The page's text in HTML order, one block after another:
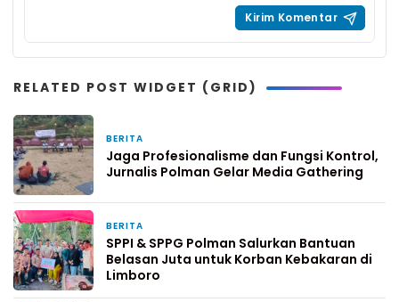
RELATED POST WIDGET (GRID)
BERITA
Jaga Profesionalisme dan Fungsi Kontrol,
Jurnalis Polman Gelar Media Gathering
BERITA
SPPI & SPPG Polman Salurkan Bantuan
Belasan Juta untuk Korban Kebakaran di
Limboro